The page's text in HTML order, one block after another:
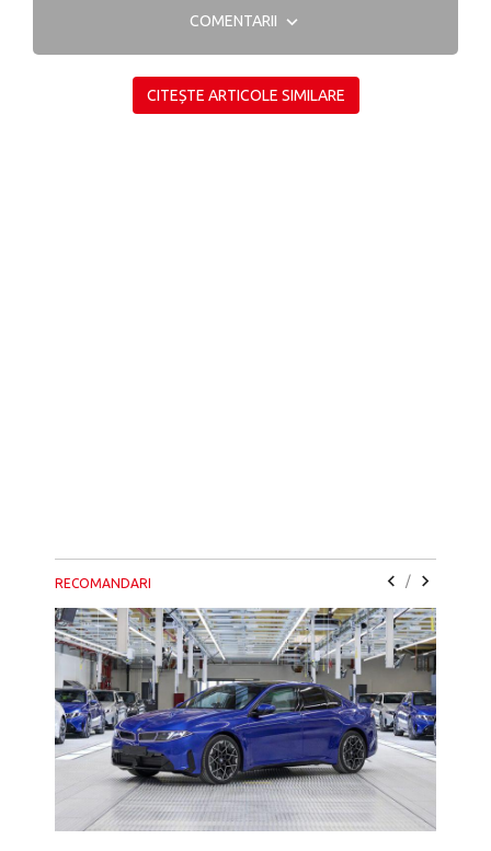
COMENTARII
CITEȘTE ARTICOLE SIMILARE
RECOMANDARI /